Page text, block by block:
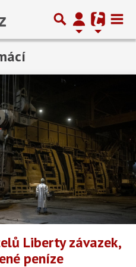
Liberty závazek,
peníze
Další